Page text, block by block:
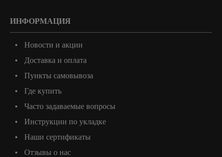
ИНФОРМАЦИЯ
Новости и акции
Доставка и оплата
Пункты самовывоза
Где купить
Часто задаваемые вопросы
Инструкции по укладке
Наши сертификаты
Отзывы о нас